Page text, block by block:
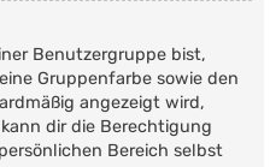
Benutzergruppe bist,
Gruppenfarbe sowie den
angezeigt wird,
dir die Berechtigung
Bereich selbst